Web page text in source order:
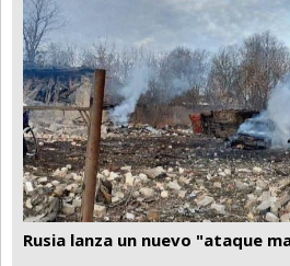
Rusia lanza un nuevo "ataque